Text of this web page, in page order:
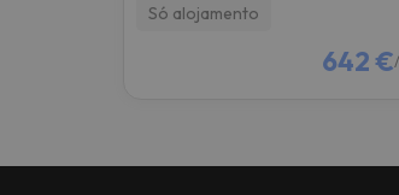
Só alojamento
642 €